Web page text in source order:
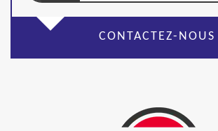
CONTACTEZ-NOUS